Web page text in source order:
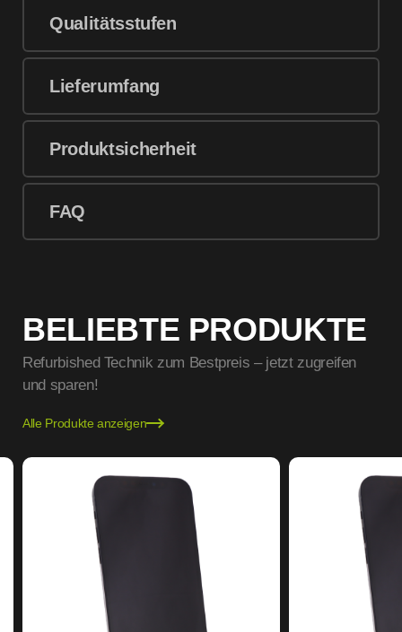
Qualitätsstufen
Lieferumfang
Produktsicherheit
FAQ
BELIEBTE PRODUKTE
Refurbished Technik zum Bestpreis – jetzt zugreifen
und sparen!
Alle Produkte anzeigen